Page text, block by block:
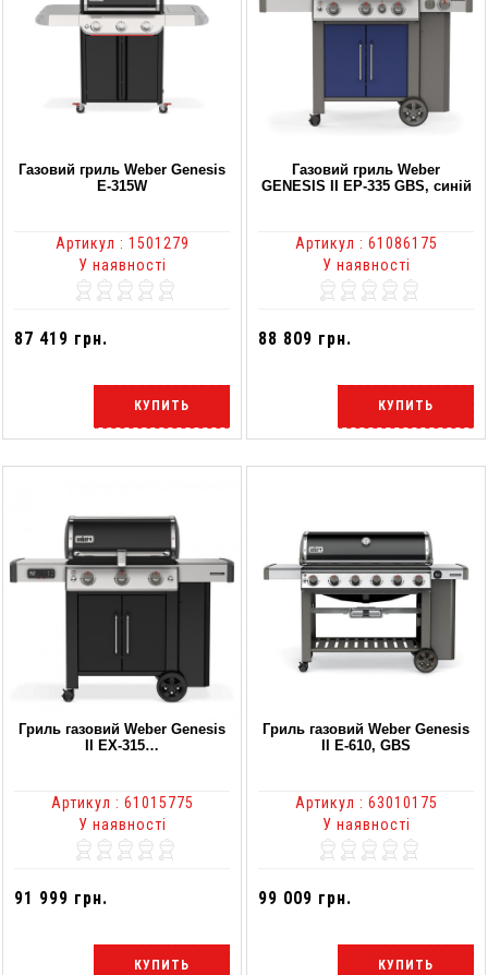
Газовий гриль Weber Genesis
E-315W
Артикул : 1501279
У наявності
87 419 грн.
КУПИТЬ
Газовий гриль Weber
GENESIS II EP-335 GBS, синій
Артикул : 61086175
У наявності
88 809 грн.
КУПИТЬ
Гриль газовий Weber Genesis
II EX-315…
Артикул : 61015775
У наявності
91 999 грн.
КУПИТЬ
Гриль газовий Weber Genesis
II E-610, GBS
Артикул : 63010175
У наявності
99 009 грн.
КУПИТЬ